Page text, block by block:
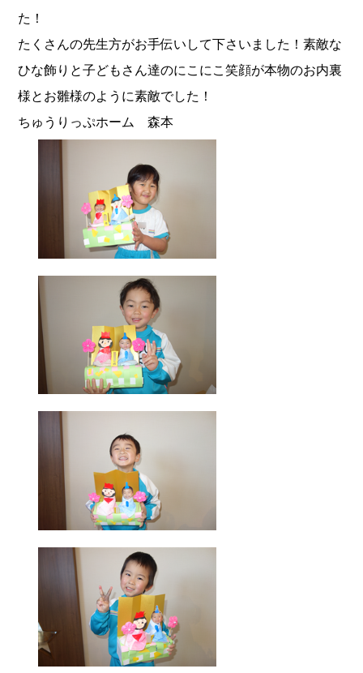
た！
たくさんの先生方がお手伝いして下さいました！素敵な
ひな飾りと子どもさん達のにこにこ笑顔が本物のお内裏
様とお雛様のように素敵でした！
ちゅうりっぷホーム 森本